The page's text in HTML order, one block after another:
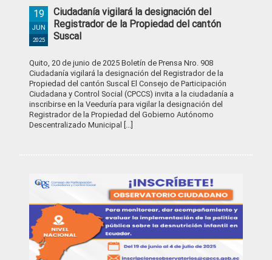
Ciudadanía vigilará la designación del
Registrador de la Propiedad del cantón
Suscal
19
JUN
2025
Quito, 20 de junio de 2025 Boletín de Prensa Nro. 908
Ciudadanía vigilará la designación del Registrador de la
Propiedad del cantón Suscal El Consejo de Participación
Ciudadana y Control Social (CPCCS) invita a la ciudadanía a
inscribirse en la Veeduría para vigilar la designación del
Registrador de la Propiedad del Gobierno Autónomo
Descentralizado Municipal [...]